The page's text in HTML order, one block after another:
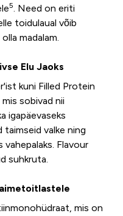
5
. Need on eriti
toidulaual võib
madalam.
Elu Jaoks
kuni Filled Protein
sobivad nii
igapäevaseks
taimseid valke ning
vahepalaks. Flavour
suhkruta.
mis on